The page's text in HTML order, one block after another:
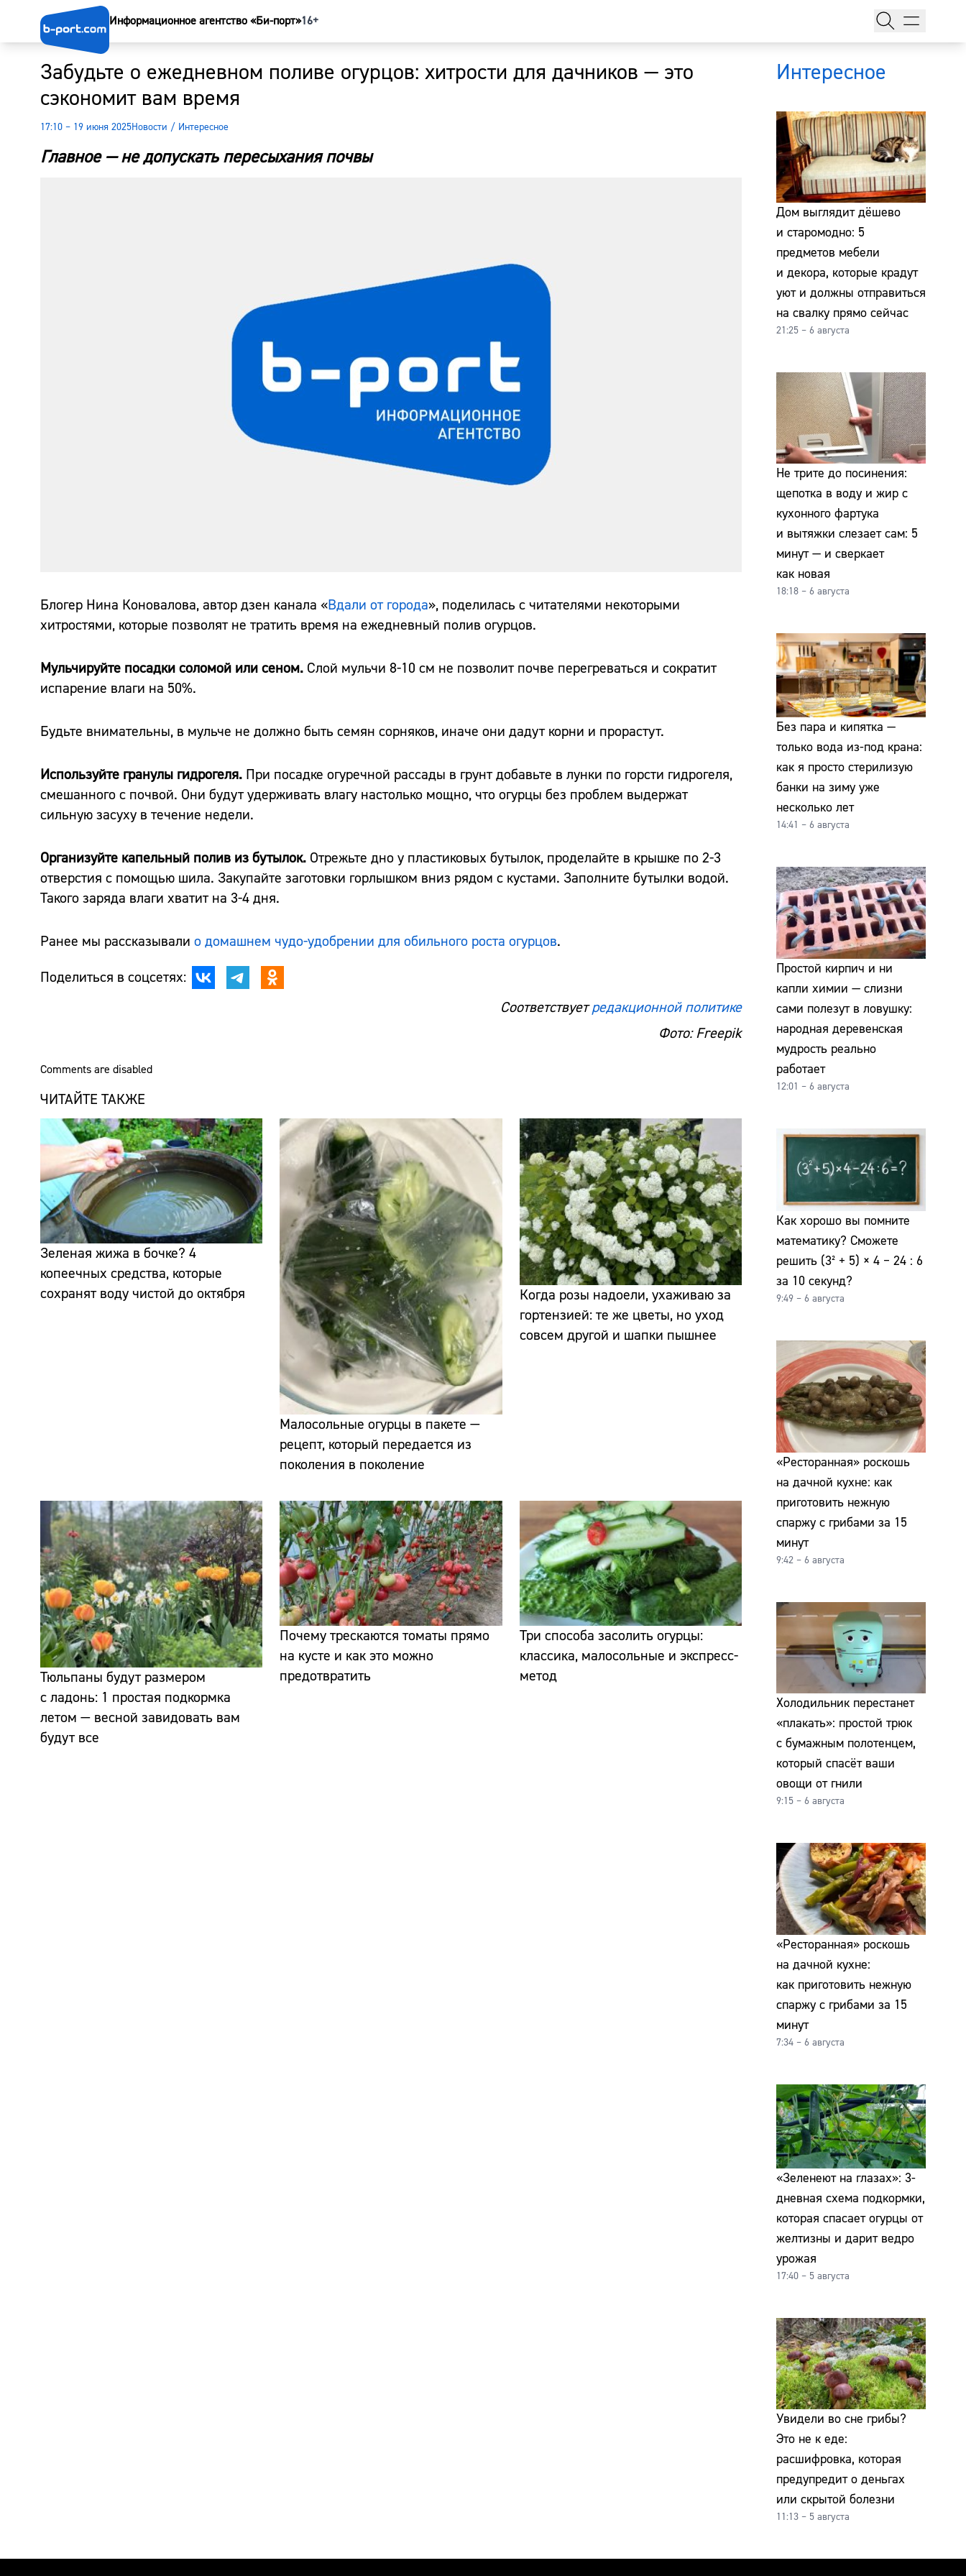
Информационное агентство «Би-порт»16+
Забудьте о ежедневном поливе огурцов: хитрости для дачников — это
сэкономит вам время
17:10 – 19 июня 2025Новости / Интересное
Главное — не допускать пересыхания почвы
Блогер Нина Коновалова, автор дзен канала «Вдали от города», поделилась с читателями некоторыми
хитростями, которые позволят не тратить время на ежедневный полив огурцов.
Мульчируйте посадки соломой или сеном. Слой мульчи 8-10 см не позволит почве перегреваться и сократит
испарение влаги на 50%.
Будьте внимательны, в мульче не должно быть семян сорняков, иначе они дадут корни и прорастут.
Используйте гранулы гидрогеля. При посадке огуречной рассады в грунт добавьте в лунки по горсти гидрогеля,
смешанного с почвой. Они будут удерживать влагу настолько мощно, что огурцы без проблем выдержат
сильную засуху в течение недели.
Организуйте капельный полив из бутылок. Отрежьте дно у пластиковых бутылок, проделайте в крышке по 2-3
отверстия с помощью шила. Закупайте заготовки горлышком вниз рядом с кустами. Заполните бутылки водой.
Такого заряда влаги хватит на 3-4 дня.
Ранее мы рассказывали о домашнем чудо-удобрении для обильного роста огурцов.
Поделиться в соцсетях:
Соответствуетредакционной политике
Фото: Freepik
Comments are disabled
ЧИТАЙТЕ ТАКЖЕ
Зеленая жижа в бочке? 4
копеечных средства, которые
сохранят воду чистой до октября
Малосольные огурцы в пакете —
рецепт, который передается из
поколения в поколение
Когда розы надоели, ухаживаю за
гортензией: те же цветы, но уход
совсем другой и шапки пышнее
Тюльпаны будут размером
с ладонь: 1 простая подкормка
летом — весной завидовать вам
будут все
Почему трескаются томаты прямо
на кусте и как это можно
предотвратить
Три способа засолить огурцы:
классика, малосольные и экспресс-
метод
Интересное
Дом выглядит дёшево
и старомодно: 5
предметов мебели
и декора, которые крадут
уют и должны отправиться
на свалку прямо сейчас
21:25 – 6 августа
Не трите до посинения:
щепотка в воду и жир с
кухонного фартука
и вытяжки слезает сам: 5
минут — и сверкает
как новая
18:18 – 6 августа
Без пара и кипятка —
только вода из-под крана:
как я просто стерилизую
банки на зиму уже
несколько лет
14:41 – 6 августа
Простой кирпич и ни
капли химии — слизни
сами полезут в ловушку:
народная деревенская
мудрость реально
работает
12:01 – 6 августа
Как хорошо вы помните
математику? Сможете
решить (3² + 5) × 4 − 24 : 6
за 10 секунд?
9:49 – 6 августа
«Ресторанная» роскошь
на дачной кухне: как
приготовить нежную
спаржу с грибами за 15
минут
9:42 – 6 августа
Холодильник перестанет
«плакать»: простой трюк
с бумажным полотенцем,
который спасёт ваши
овощи от гнили
9:15 – 6 августа
«Ресторанная» роскошь
на дачной кухне:
как приготовить нежную
спаржу с грибами за 15
минут
7:34 – 6 августа
«Зеленеют на глазах»: 3-
дневная схема подкормки,
которая спасает огурцы от
желтизны и дарит ведро
урожая
17:40 – 5 августа
Увидели во сне грибы?
Это не к еде:
расшифровка, которая
предупредит о деньгах
или скрытой болезни
11:13 – 5 августа
Курсы валют
Телефон: